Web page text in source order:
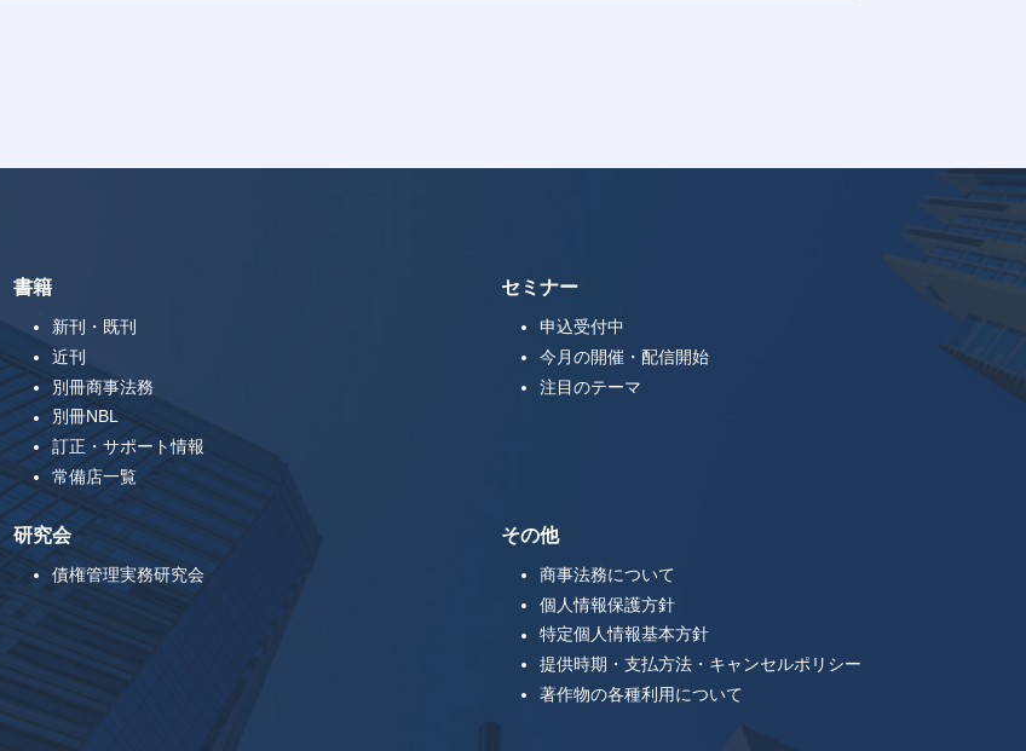
書籍
新刊・既刊
近刊
別冊商事法務
別冊NBL
訂正・サポート情報
常備店一覧
セミナー
申込受付中
今月の開催・配信開始
注目のテーマ
研究会
債権管理実務研究会
その他
商事法務について
個人情報保護方針
特定個人情報基本方針
提供時期・支払方法・キャンセルポリシー
著作物の各種利用について